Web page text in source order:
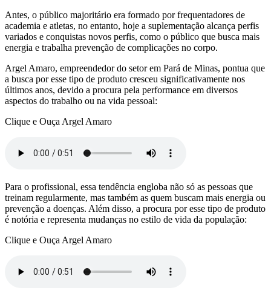
Antes, o público majoritário era formado por frequentadores de
academia e atletas, no entanto, hoje a suplementação alcança perfis
variados e conquistas novos perfis, como o público que busca mais
energia e trabalha prevenção de complicações no corpo.
Argel Amaro, empreendedor do setor em Pará de Minas, pontua que
a busca por esse tipo de produto cresceu significativamente nos
últimos anos, devido a procura pela performance em diversos
aspectos do trabalho ou na vida pessoal:
Clique e Ouça Argel Amaro
Para o profissional, essa tendência engloba não só as pessoas que
treinam regularmente, mas também as quem buscam mais energia ou
prevenção a doenças. Além disso, a procura por esse tipo de produto
é notória e representa mudanças no estilo de vida da população:
Clique e Ouça Argel Amaro